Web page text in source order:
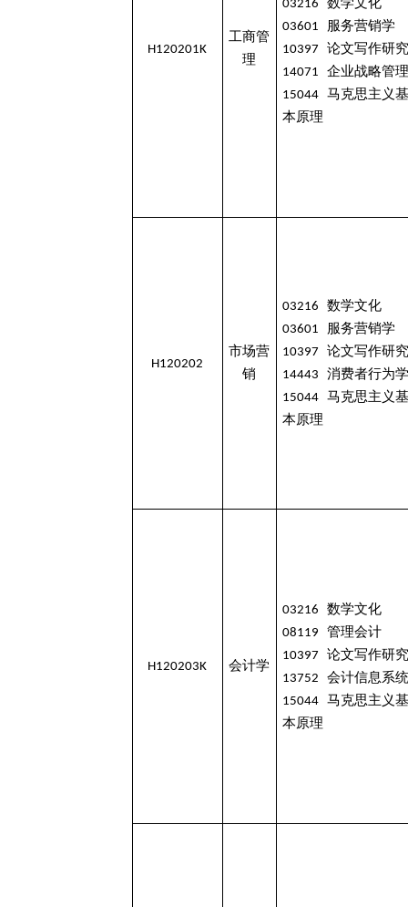
H120201K
工商管
理
03216 数学文化
03601 服务营销学
10397 论文写作研究
14071 企业战略管理
15044 马克思主义基
本原理
H120202
市场营
销
03216 数学文化
03601 服务营销学
10397 论文写作研究
14443 消费者行为学
15044 马克思主义基
本原理
H120203K 会计学
03216 数学文化
08119 管理会计
10397 论文写作研究
13752 会计信息系统
15044 马克思主义基
本原理